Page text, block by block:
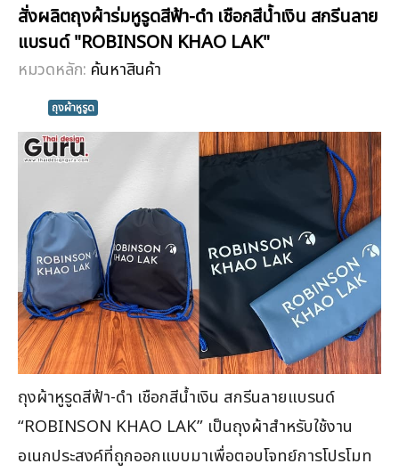
สั่งผลิตถุงผ้าร่มหูรูดสีฟ้า-ดำ เชือกสีน้ำเงิน สกรีนลาย
แบรนด์ "ROBINSON KHAO LAK"
หมวดหลัก: ค้นหาสินค้า
ถุงผ้าหูรูด
ถุงผ้าหูรูดสีฟ้า-ดำ เชือกสีน้ำเงิน สกรีนลายแบรนด์
“ROBINSON KHAO LAK” เป็นถุงผ้าสำหรับใช้งาน
อเนกประสงค์ที่ถูกออกแบบมาเพื่อตอบโจทย์การโปรโมท